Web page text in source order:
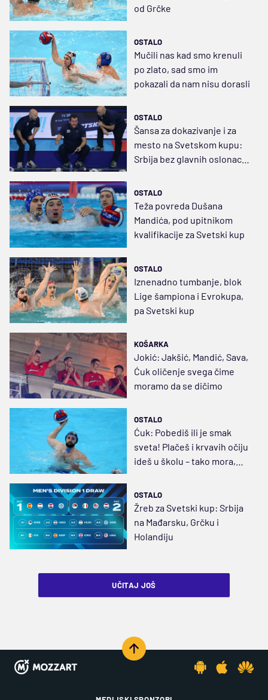
od Grčke
OSTALO
Mučili nas kad smo krenuli
po zlato, sad smo im
pokazali da nam nisu dorasli
OSTALO
Šansa za dokazivanje i za
mesto na Svetskom kupu:
Srbija bez glavnih oslonaca
OSTALO
Teža povreda Dušana
Mandića, pod upitnikom
kvalifikacije za Svetski kup
OSTALO
Iznenadno tumbanje, blok
Lige šampiona i Evrokupa,
pa Svetski kup
KOŠARKA
Jokić: Jakšić, Mandić, Sava,
Ćuk oličenje svega čime
moramo da se dičimo
OSTALO
Ćuk: Pobediš ili je smak
sveta! Plačeš i krvavih očiju
ideš u školu – tako mora,
OSTALO
Žreb za Svetski kup: Srbija
na Mađarsku, Grčku i
Holandiju
UČITAJ JOŠ